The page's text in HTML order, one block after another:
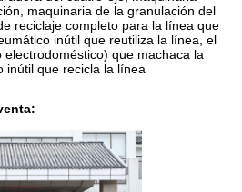
maquinaria de la granulación del
reciclaje completo para la línea que
inútil que reutiliza la línea, el
que machaca la
inútil que recicla la línea